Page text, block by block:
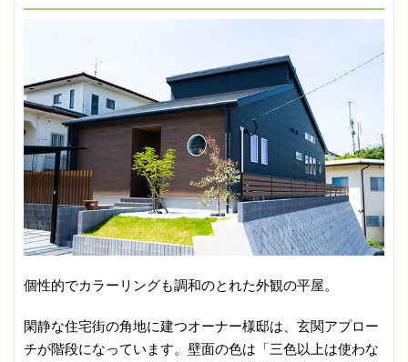
個性的でカラーリングも調和のとれた外観の平屋。
閑静な住宅街の角地に建つオーナー様邸は、玄関アプロー
チが階段になっています。壁面の色は「三色以上は使わな